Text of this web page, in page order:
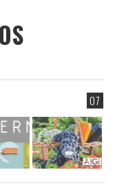
07